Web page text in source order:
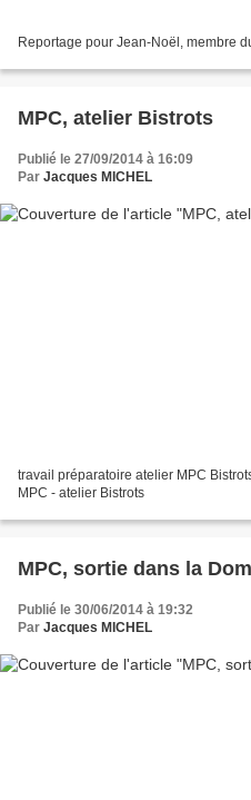
Reportage pour Jean-Noël, membre
MPC, atelier Bistrots
Publié le 27/09/2014 à 16:09
Par Jacques MICHEL
travail préparatoire atelier MPC
MPC - atelier Bistrots
MPC, sortie dans la
Publié le 30/06/2014 à 19:32
Par Jacques MICHEL